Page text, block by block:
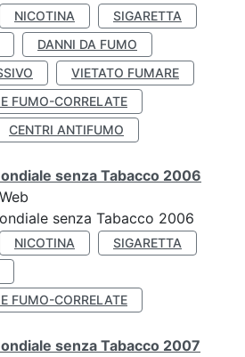
NICOTINA
SIGARETTA
DANNI DA FUMO
VIETATO FUMARE
FUMO-CORRELATE
CENTRI ANTIFUMO
senza Tabacco 2006
senza Tabacco 2006
NICOTINA
SIGARETTA
FUMO-CORRELATE
senza Tabacco 2007